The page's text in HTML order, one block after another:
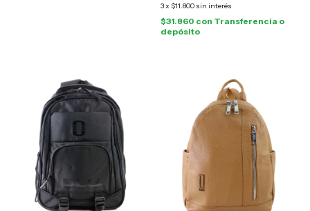
3x $11.800 sin interés
$31.860 con Transferencia o
depósito